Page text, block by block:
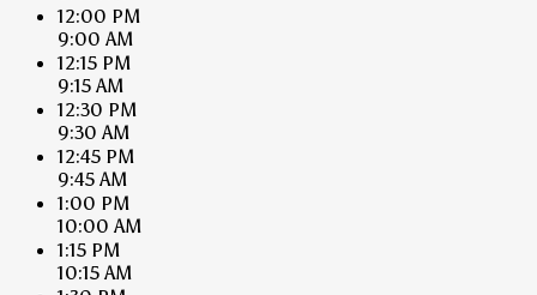
12:00 PM
9:00 AM
12:15 PM
9:15 AM
12:30 PM
9:30 AM
12:45 PM
9:45 AM
1:00 PM
10:00 AM
1:15 PM
10:15 AM